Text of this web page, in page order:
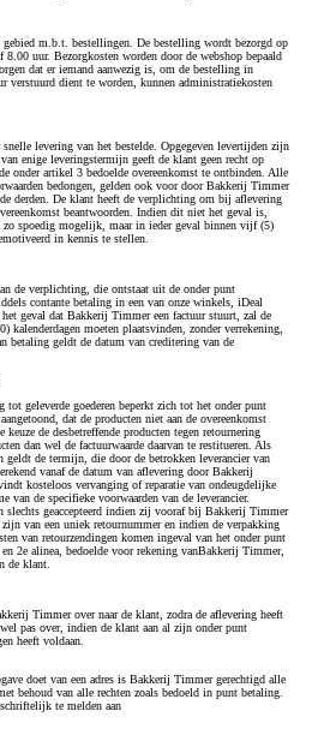
m.b.t. bestellingen. De bestelling wordt bezorgd op
uur. Bezorgkosten worden door de webshop bepaald
dat er iemand aanwezig is, om de bestelling in
verstuurd dient te worden, kunnen administratiekosten
levering van het bestelde. Opgegeven levertijden zijn
enige leveringstermijn geeft de klant geen recht op
onder artikel 3 bedoelde overeenkomst te ontbinden. Alle
bedongen, gelden ook voor door Bakkerij Timmer
derden. De klant heeft de verplichting om bij aflevering
beantwoorden. Indien dit niet het geval is,
spoedig mogelijk, maar in ieder geval binnen vijf (5)
in kennis te stellen.
de verplichting, die ontstaat uit de onder punt
contante betaling in een van onze winkels, iDeal
geval dat Bakkerij Timmer een factuur stuurt, zal de
moeten plaatsvinden, zonder verrekening,
betaling geldt de datum van creditering van de
geleverde goederen beperkt zich tot het onder punt
dat de producten niet aan de overeenkomst
de desbetreffende producten tegen retournering
dan wel de factuurwaarde daarvan te restitueren. Als
geldt de termijn, die door de betrokken leverancier van
vanaf de datum van aflevering door Bakkerij
kosteloos vervanging of reparatie van ondeugdelijke
van de specifieke voorwaarden van de leverancier.
slechts geaccepteerd indien zij vooraf bij Bakkerij Timmer
van een uniek retournummer en indien de verpakking
van retourzendingen komen ingeval van het onder punt
en 2e alinea, bedoelde voor rekening vanBakkerij Timmer,
de klant.
Timmer over naar de klant, zodra de aflevering heeft
pas over, indien de klant aan al zijn onder punt
heeft voldaan.
doet van een adres is Bakkerij Timmer gerechtigd alle
behoud van alle rechten zoals bedoeld in punt betaling.
te melden aan